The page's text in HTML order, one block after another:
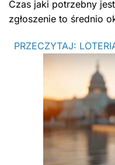
Czas jaki potrzebny
zgłoszenie to średnio
PRZECZYTAJ: